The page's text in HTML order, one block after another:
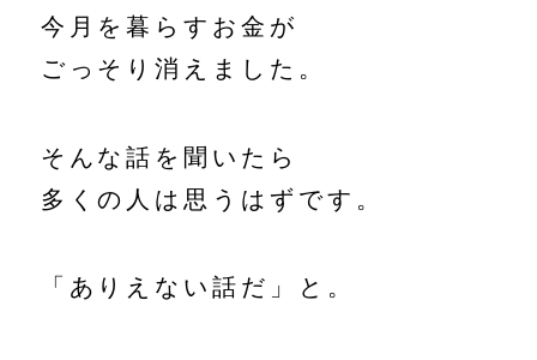
今月を暮らすお金が
ごっそり消えました。
そんな話を聞いたら
多くの人は思うはずです。
「ありえない話だ」と。